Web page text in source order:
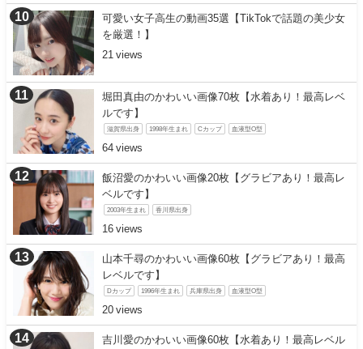
可愛い女子高生の動画35選【TikTokで話題の美少女
を厳選！】
21
堀田真由のかわいい画像70枚【水着あり！最高レベ
ルです】
滋賀県出身 1998年生まれ Cカップ 血液型O型
64
飯沼愛のかわいい画像20枚【グラビアあり！最高レ
ベルです】
2003年生まれ 香川県出身
16
山本千尋のかわいい画像60枚【グラビアあり！最高
レベルです】
Dカップ 1996年生まれ 兵庫県出身 血液型O型
20
吉川愛のかわいい画像60枚【水着あり！最高レベル